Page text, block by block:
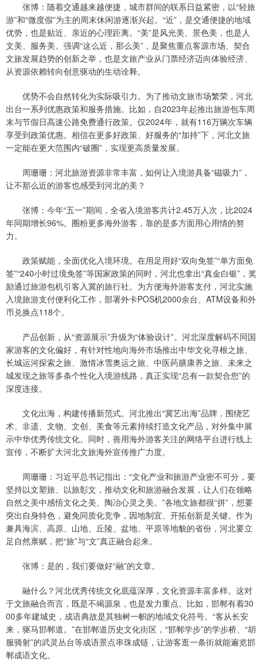
张博：随着交通越来越便捷，城市群间的联系日益紧密，以“轻旅
游”和“微度假”为主的周末休闲游逐渐兴起。“近”，是交通便捷的地域
优势，也是贴近、亲近的心理距离。“美”是风光美、景色美，也是人
文美、服务美。强调“这么近，那么美”，是聚焦重点客源市场、契合
文旅发展趋势的创新之举，也是文旅产业从门票经济迈向体验经济、
从资源依赖转向创意驱动的生动诠释。
优势不会自然转化为实际吸引力。为了推动文旅市场繁荣，河北
出台一系列优惠政策和服务措施。比如，自2023年起推出旅游包车周
末与节假日高速公路免费通行政策。仅2024年，就有116万辆次车辆
享受到政策优惠。相信在更多好政策、好服务的“加持”下，河北文旅
一定能在更大范围内“破圈”，实现更高质量发展。
周珊珊：河北旅游资源非常丰富，如何让入境游具备“磁吸力”，
让不那么近的游客也感受到河北的美？
张博：今年“五一”期间，全省入境游客共计2.45万人次，比2024
年同期增长96%。圈粉更多海外游客，靠的是多方面用心用情的努
力。
政策赋能，全面优化入境环境。在用足用好“双向免签”“单方面免
签”“240小时过境免签”等国家政策的同时，河北也拿出“真金白银”，奖
励通过旅游包机引客入冀的旅行社。为方便海外游客支付，河北实施
入境旅游支付便利化工作，部署外卡POS机2000余台、ATM设备和外
币兑换点118个。
产品创新，从“资源展示”升级为“体验设计”。河北深度解码不同国
家游客的文化偏好，有针对性地向海外市场推出中华文化寻根之旅、
长城运河探索之旅、激情冰雪奥运之旅、中医药膳康养之旅、未来之
城发现之旅等多条个性化入境游线路，真正实现“总有一款契合您”的
深度连接。
文化出海，构建传播新范式。河北推出“冀艺出海”品牌，围绕艺
术、非遗、文物、文创、美食等元素持续打造文化产品，对外集中展
示中华优秀传统文化。同时，善用海外游客关注的网络平台进行线上
宣传，不断扩大河北文旅海外宣传推广力度。
周珊珊：习近平总书记指出：“文化产业和旅游产业密不可分，要
坚持以文塑旅、以旅彰文，推动文化和旅游融合发展，让人们在领略
自然之美中感悟文化之美、陶冶心灵之美。”各地文旅都很“拼”，想要
突出自身特色，避免同质化竞争，因地制宜、开拓创新是关键。作为
兼具海滨、高原、山地、丘陵、盆地、平原等地貌的省份，河北要立
足自然禀赋，把“旅”与“文”真正融合起来。
张博：是的，我们要做好“融”的文章。
融什么？河北优秀传统文化底蕴深厚，文化资源丰富多样。这对
于文旅融合而言，既是不竭源泉，也是发力重点。比如，邯郸有着30
00多年建城史，成语典故是其独树一帜的地域文化符号。“客从长安
来，驱马邯郸道。”在邯郸道历史文化街区，“邯郸学步”的学步桥、“胡
服骑射”的武灵丛台等成语景点串珠成链，让游客逛一条街就能遍览邯
郸成语文化。